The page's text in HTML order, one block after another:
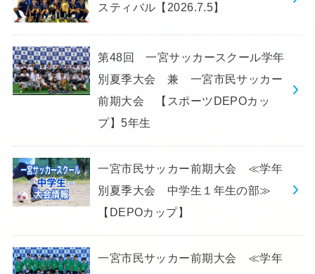
スティバル【2026.7.5】
第48回 一宮サッカースクール学年
別夏季大会 兼 一宮市民サッカー
前期大会 【スポーツDEPOカッ
プ】5年生
一宮市民サッカー前期大会 ≪学年
別夏季大会 中学生１年生の部≫
【DEPOカップ】
一宮市民サッカー前期大会 ≪学年